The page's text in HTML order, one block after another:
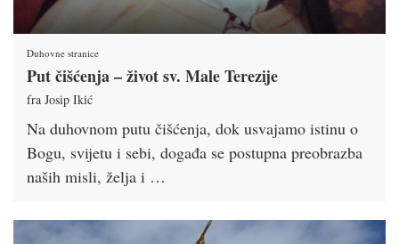
Duhovne stranice
Put čišćenja – život sv. Male Terezije
fra Josip Ikić
Na duhovnom putu čišćenja, dok usvajamo istinu o
Bogu, svijetu i sebi, događa se postupna preobrazba
naših misli, želja i …